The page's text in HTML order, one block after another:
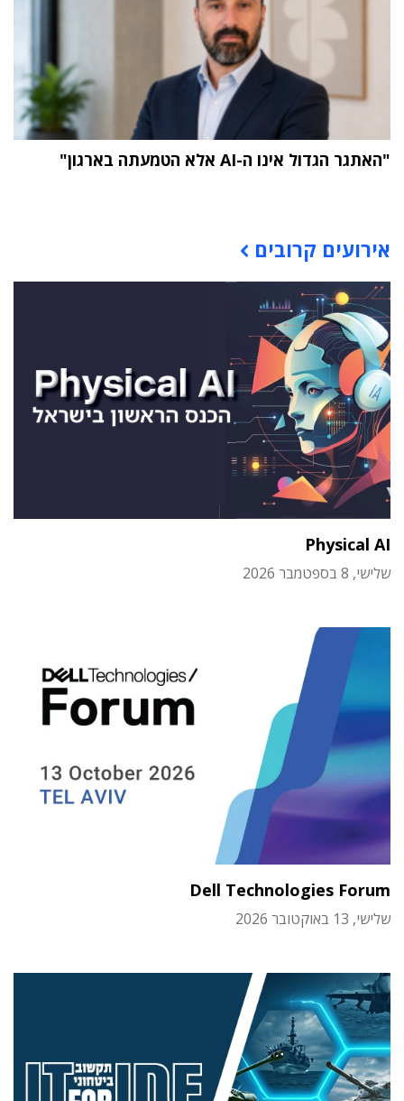
"האתגר הגדול אינו ה-AI אלא הטמעתה בארגון"
אירועים קרובים
Physical AI
שלישי, 8 בספטמבר 2026
Dell Technologies Forum
שלישי, 13 באוקטובר 2026